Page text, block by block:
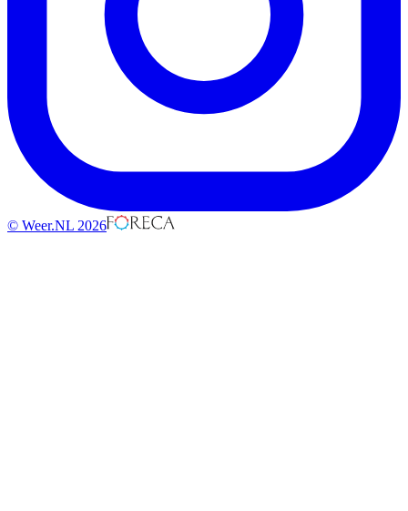
© Weer.NL 2026